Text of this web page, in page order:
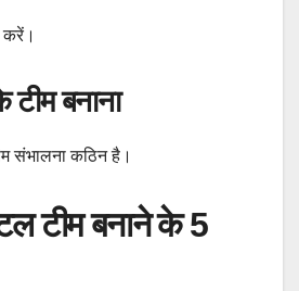
करें।
टीम बनाना
संभालना कठिन है।
टीम बनाने के 5